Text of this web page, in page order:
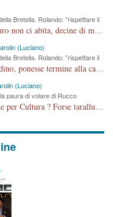
Bretella. Rolando: "rispettare il
Non sarà utile a lei dott. Parolin che di sicuro non ci abita, decine di migliaia di TIR, automobili e padroncini che passano quotidianamente per una strada appena rotabile, non è più possibile stendere i panni, attraversare la strada senza rischiare la morte, le case stanno crepando, i tempi sono cambiati e la bretella non passerà assolutamente per maddalene (ma cosa sta a dire?!), dia invece responsabilità a chi ha costruito tagliando la strada che doveva invece terminare a isola vicentina e non al moracchino lasciando Motta di Costabissara ancora in panne di traffico. I tempi sono cambiati dottore e se l'anagrafe della vita stagna nell'essere umano impressioni conservatrici, la società non le considera perchè va avanti, si industrializza e ha bisogno di infrastrutture e di sviluppo. Ultima considerazione, se è geloso di Rolando perchè vede in lui solo campagne politiche mentre si difendono i SOLI diritti dei cittadini, la preghiamo faccia considerazioni più appropriate. Saluti e complimenti per i suoi scritti.
(Luciano)
Bretella. Rolando: "rispettare il
Sarebbe ora che il consigliere comunale Pidino, ponesse termine alla campagna elettorale nel territorio del suo seggio Villaggio del Sole. La tiraca è iniziata, distruggerà 6 km di prateria ovest della città, ricca di fonti e sorgenti d'acqua. I cittadini di Maddalene non avranno più Pace la notte. Molta colpa per la costruzione di questa Strada è proprio del signor Rolando,dei suoi gazebo mobili e che vuol far passare questa opera VANDALICA come progetto "utile" a chi ? Non è cosa seria sig. Rolando!
(Luciano)
paura di volare di Rucco
Vorrei sapere dal C.C. Rolando cosa intende per Cultura ? Forse tarallucci, vino e sagre, o spaghetti tricolori del PD ? Il continuo (s)parlare della mostra a Palazzo Chiericati caro consigliere DANNEGGIA FORTEMENTE l'immagine della città TUTTA e fa deviare i consensi che in RUSSIA (badi bene ex U.R.S.S.) sono ECCELLENTI. A livello artistico l'evento è di alta Valenza culturale, COMPITO di Tutta la Cittadinanza fare il possibile per propagandare l'iniziativa senza farne UN CASO PARTITICO come fa Lei da sempre. Meno Gazebo + Partecipazione! E così sia. Amen.